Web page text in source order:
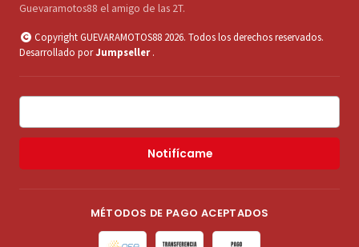
Guevaramotos88 el amigo de las 2T.
Copyright GUEVARAMOTOS88 2026. Todos los derechos reservados.
Desarrollado porJumpseller .
Notifícame
MÉTODOS DE PAGO ACEPTADOS